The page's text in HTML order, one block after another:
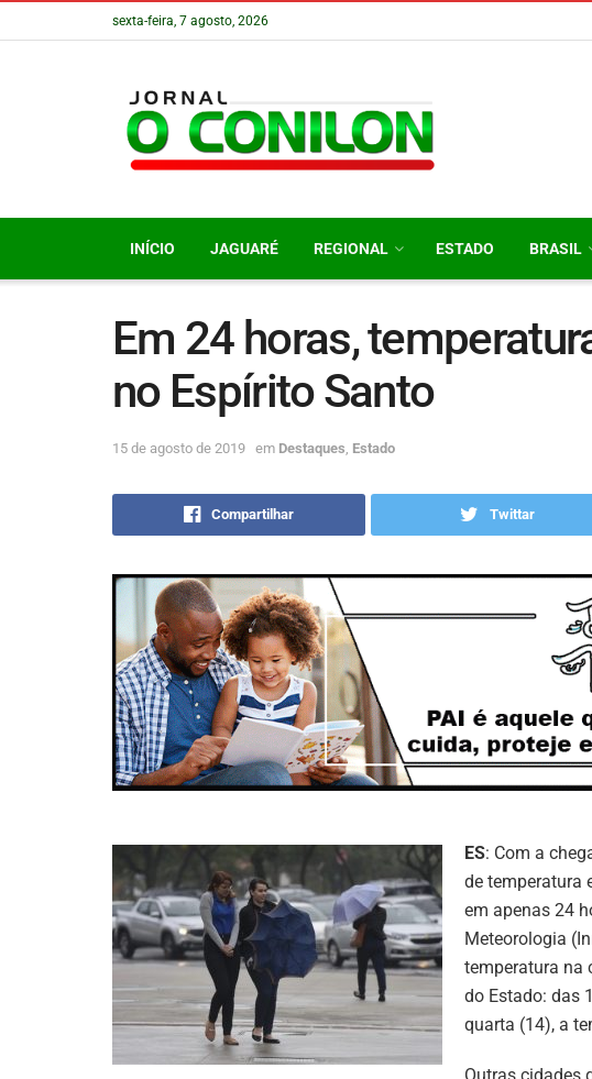
sexta-feira, 7 agosto, 2026
INÍCIO JAGUARÉ REGIONAL ESTADO BRASIL
Em 24 horas,
no Espírito Santo
15 de agosto de 2019 em Destaques Estado
Compartilhar Twittar
ES: Com a
de temperatura
em apenas 24
Meteorologia
temperatura na
do Estado: das
quarta (14), a